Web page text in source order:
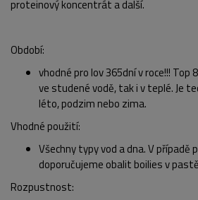
proteinový koncentrát a další.
Období:
vhodné pro lov 365dní v roce!!! Top
ve studené vodě, tak i v teplé. Je
léto, podzim nebo zima.
Vhodné použití:
Všechny typy vod a dna. V
doporučujeme obalit boilies v
Rozpustnost: